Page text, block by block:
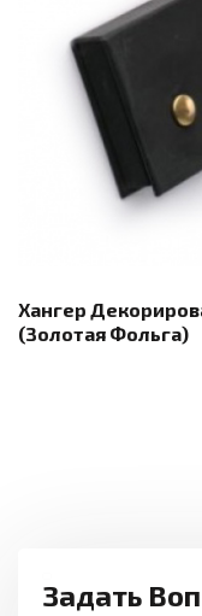
Хангер
(золотая Фольга)
Задать